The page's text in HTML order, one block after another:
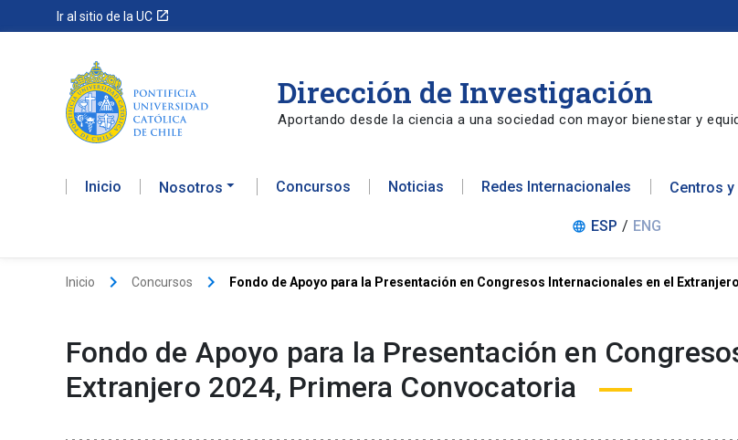
Ir al sitio de la UC launch
Dirección de Investigación
Aportando desde la ciencia a una sociedad con mayor bienestar y
Inicio Nosotros Concursos Noticias Redes Internacionales Centros
language ESP / ENG
Inicio keyboard_arrow_right Concursos keyboard_arrow_right Fondo de Apoyo para la Presentación en Congresos Internacionales en el
Fondo de Apoyo para la Presentación en
Extranjero 2024, Primera Convocatoria